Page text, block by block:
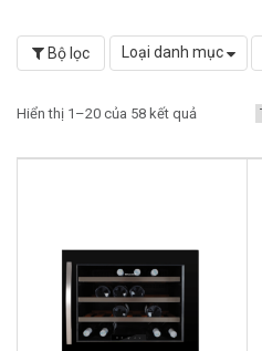
Bộ lọc Loại danh mục
Hiển thị 1–20 của 58 kết quả